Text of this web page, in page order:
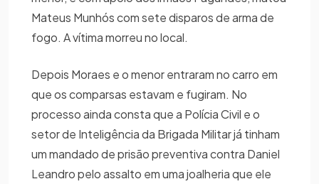
Mateus Munhós com sete disparos de arma de
fogo. A vítima morreu no local.
Depois Moraes e o menor entraram no carro em
que os comparsas estavam e fugiram. No
processo ainda consta que a Polícia Civil e o
setor de Inteligência da Brigada Militar já tinham
um mandado de prisão preventiva contra Daniel
Leandro pelo assalto em uma joalheria que ele